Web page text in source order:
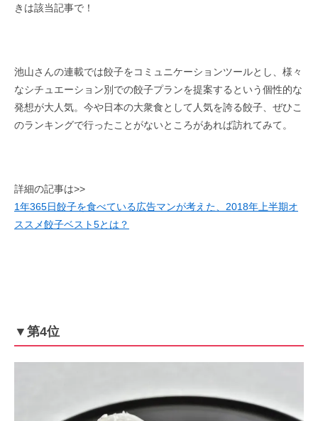
きは該当記事で！
池山さんの連載では餃子をコミュニケーションツールとし、様々
なシチュエーション別での餃子プランを提案するという個性的な
発想が大人気。今や日本の大衆食として人気を誇る餃子、ぜひこ
のランキングで行ったことがないところがあれば訪れてみて。
詳細の記事は>>
1年365日餃子を食べている広告マンが考えた、2018年上半期オ
ススメ餃子ベスト5とは？
▼第4位